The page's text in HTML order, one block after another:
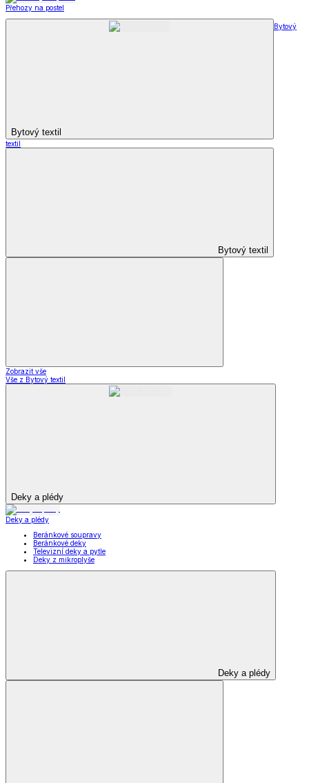
Přehozy na postel
Bytový textil
Bytový
textil
Bytový textil
Zobrazit vše
Vše z Bytový textil
Deky a plédy
Deky a plédy
Beránkové soupravy
Beránkové deky
Televizní deky a pytle
Deky z mikroplyše
Deky a plédy